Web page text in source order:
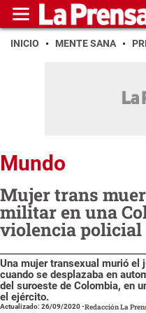
INICIO MENTE SANA
Mundo
Mujer trans
militar en una
violencia policial
Una mujer transexual murió el
cuando se desplazaba en
del suroeste de Colombia, en
el ejército.
Actualizado: 26/09/2020-Redacción La